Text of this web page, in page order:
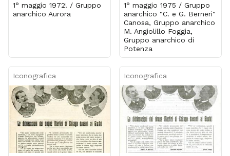
1° maggio 1972! / Gruppo
anarchico Aurora
1° maggio 1975 / Gruppo
anarchico "C. e G. Berneri"
Canosa, Gruppo anarchico
M. Angiolillo Foggia,
Gruppo anarchico di
Potenza
Iconografica Iconografica